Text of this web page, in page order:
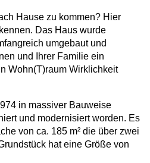
Hause zu kommen? Hier
Das Haus wurde
umgebaut und
und Ihrer Familie ein
Wohn(T)raum Wirklichkeit
in massiver Bauweise
und modernisiert worden. Es
von ca. 185 m² die über zwei
hat eine Größe von